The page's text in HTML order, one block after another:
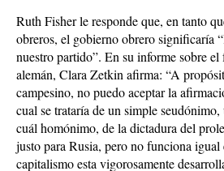
Ruth Fisher le responde que, en tanto
obreros, el gobierno obrero significaría
nuestro partido”. En su informe sobre el
alemán, Clara Zetkin afirma: “A
campesino, no puedo aceptar la
cual se trataría de un simple
cuál homónimo, de la dictadura del
justo para Rusia, pero no funciona igual
capitalismo esta vigorosamente